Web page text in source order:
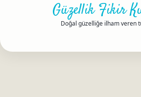
Güzellik Fikir
Doğal güzelliğe ilham veren